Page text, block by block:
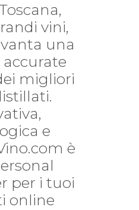
vini,
una
migliori
e
è
per i tuoi
online